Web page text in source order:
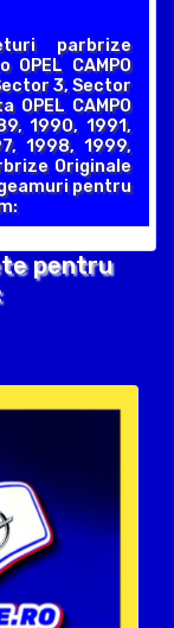
parbrize
CAMPO
3, Sector
CAMPO
1990, 1991,
1998, 1999,
Originale
pentru
pentru